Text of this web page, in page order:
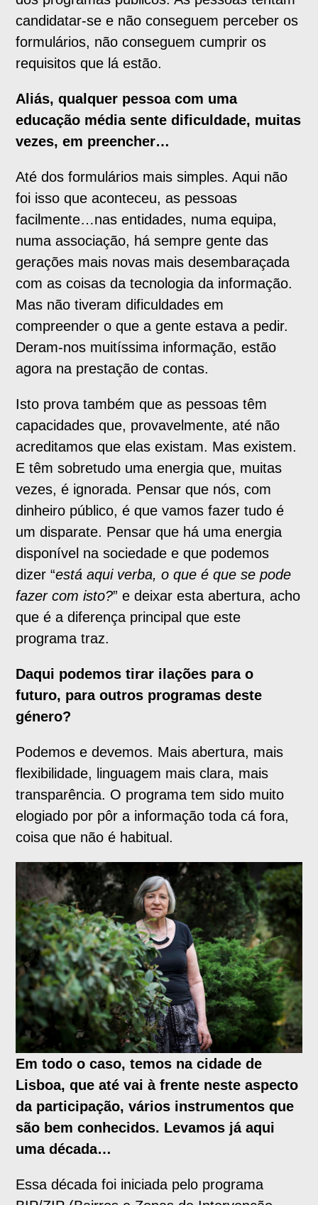
candidatar-se e não conseguem perceber os
formulários, não conseguem cumprir os
requisitos que lá estão.
Aliás, qualquer pessoa com uma
educação média sente dificuldade, muitas
vezes, em preencher…
Até dos formulários mais simples. Aqui não
foi isso que aconteceu, as pessoas
facilmente…nas entidades, numa equipa,
numa associação, há sempre gente das
gerações mais novas mais desembaraçada
com as coisas da tecnologia da informação.
Mas não tiveram dificuldades em
compreender o que a gente estava a pedir.
Deram-nos muitíssima informação, estão
agora na prestação de contas.
Isto prova também que as pessoas têm
capacidades que, provavelmente, até não
acreditamos que elas existam. Mas existem.
E têm sobretudo uma energia que, muitas
vezes, é ignorada. Pensar que nós, com
dinheiro público, é que vamos fazer tudo é
um disparate. Pensar que há uma energia
disponível na sociedade e que podemos
dizer “está aqui verba, o que é que se pode
fazer com isto?” e deixar esta abertura, acho
que é a diferença principal que este
programa traz.
Daqui podemos tirar ilações para o
futuro, para outros programas deste
género?
Podemos e devemos. Mais abertura, mais
flexibilidade, linguagem mais clara, mais
transparência. O programa tem sido muito
elogiado por pôr a informação toda cá fora,
coisa que não é habitual.
Em todo o caso, temos na cidade de
Lisboa, que até vai à frente neste aspecto
da participação, vários instrumentos que
são bem conhecidos. Levamos já aqui
uma década…
Essa década foi iniciada pelo programa